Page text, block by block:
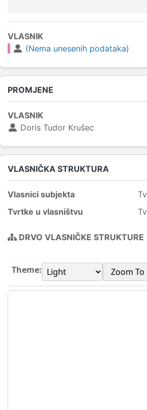
VLASNIK
(Nema unesenih podataka)
PROMJENE
VLASNIK
Doris Tudor Krušec
VLASNIČKA STRUKTURA
Vlasnici subjekta
Tvrtke u vlasništvu
DRVO VLASNIČKE STRUKTURE
Theme: Zoom To